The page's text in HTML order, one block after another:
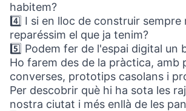
habitem?
4️⃣ I si en lloc de construir sempre
reparéssim el que ja tenim?
5️⃣ Podem fer de l'espai digital un
Ho farem des de la pràctica, amb
converses, prototips casolans i
Per descobrir què hi ha sota les
nostra ciutat i més enllà de les